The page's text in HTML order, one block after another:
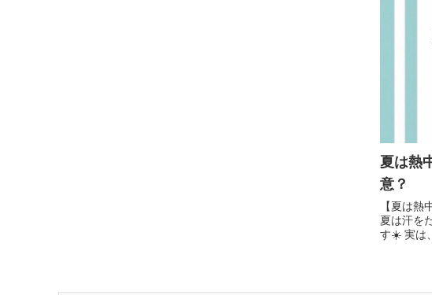
夏は熱
意？
【夏は熱
夏は汗を
す☀️